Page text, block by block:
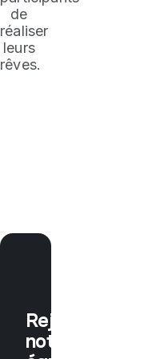
de
réaliser
leurs
rêves.
Rejoins
notre